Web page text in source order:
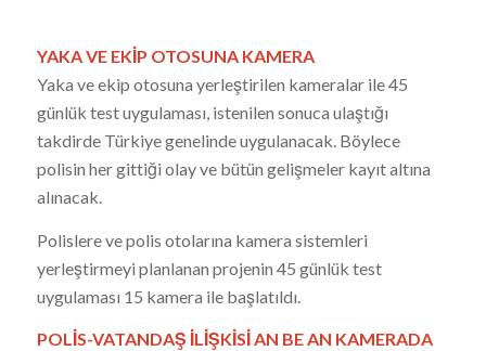
YAKA VE EKİP OTOSUNA KAMERA
Yaka ve ekip otosuna yerleştirilen kameralar ile 45
günlük test uygulaması, istenilen sonuca ulaştığı
takdirde Türkiye genelinde uygulanacak. Böylece
polisin her gittiği olay ve bütün gelişmeler kayıt altına
alınacak.
Polislere ve polis otolarına kamera sistemleri
yerleştirmeyi planlanan projenin 45 günlük test
uygulaması 15 kamera ile başlatıldı.
POLİS-VATANDAŞ İLİŞKİSİ AN BE AN KAMERADA